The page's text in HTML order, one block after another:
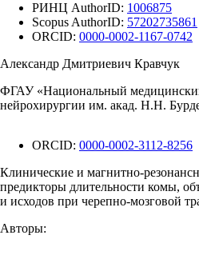
РИНЦ AuthorID: 1006875
Scopus AuthorID: 57202735861
ORCID: 0000-0002-1167-0742
Александр Дмитриевич Кравчук
ФГАУ «Национальный
нейрохирургии им. акад. Н.Н.
ORCID: 0000-0002-3112-8256
Клинические и магнитно-
предикторы длительности комы,
и исходов при черепно-мозговой
Авторы: